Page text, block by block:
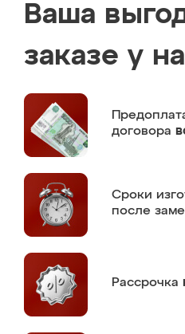
Ваша
заказе у
договора
Сроки
после
Рассрочка